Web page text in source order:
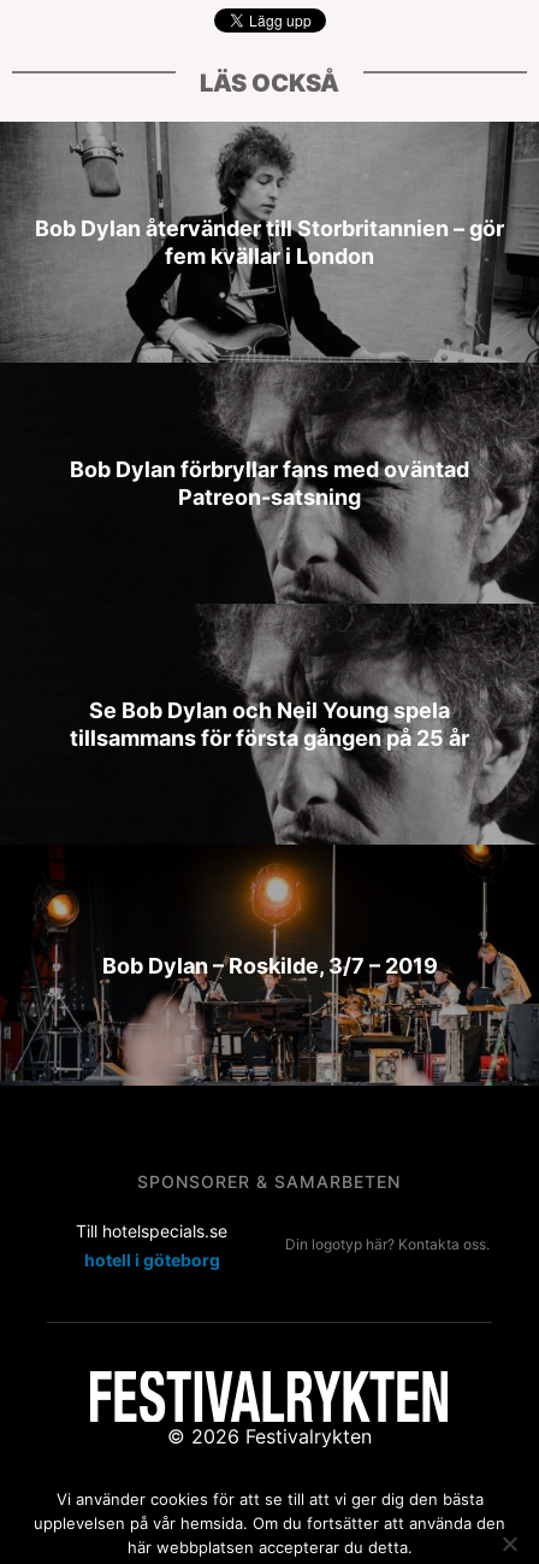
LÄS OCKSÅ
Bob Dylan återvänder till Storbritannien – gör
fem kvällar i London
Bob Dylan förbryllar fans med oväntad
Patreon-satsning
Se Bob Dylan och Neil Young spela
tillsammans för första gången på 25 år
Bob Dylan – Roskilde, 3/7 – 2019
SPONSORER & SAMARBETEN
Till hotelspecials.se
hotell i göteborg
Din logotyp här? Kontakta oss.
© 2026 Festivalrykten
Kontakta oss:redaktion@festivalrykten.se
Vi använder cookies för att se till att vi ger dig den bästa
upplevelsen på vår hemsida. Om du fortsätter att använda den
här webbplatsen accepterar du detta.